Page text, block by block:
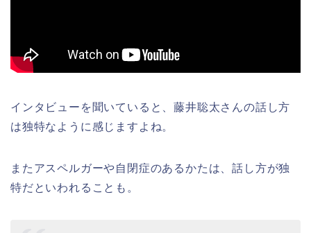
インタビューを聞いていると、藤井聡太さんの話し方
は独特なように感じますよね。
またアスペルガーや自閉症のあるかたは、話し方が独
特だといわれることも。